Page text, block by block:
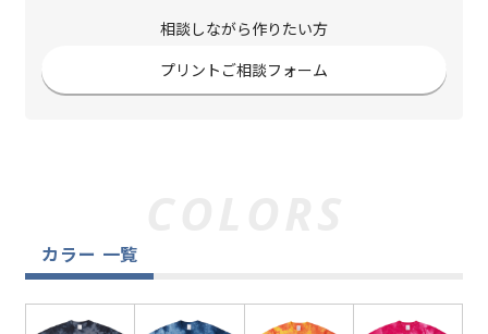
相談しながら作りたい方
プリントご相談フォーム
カラー 一覧